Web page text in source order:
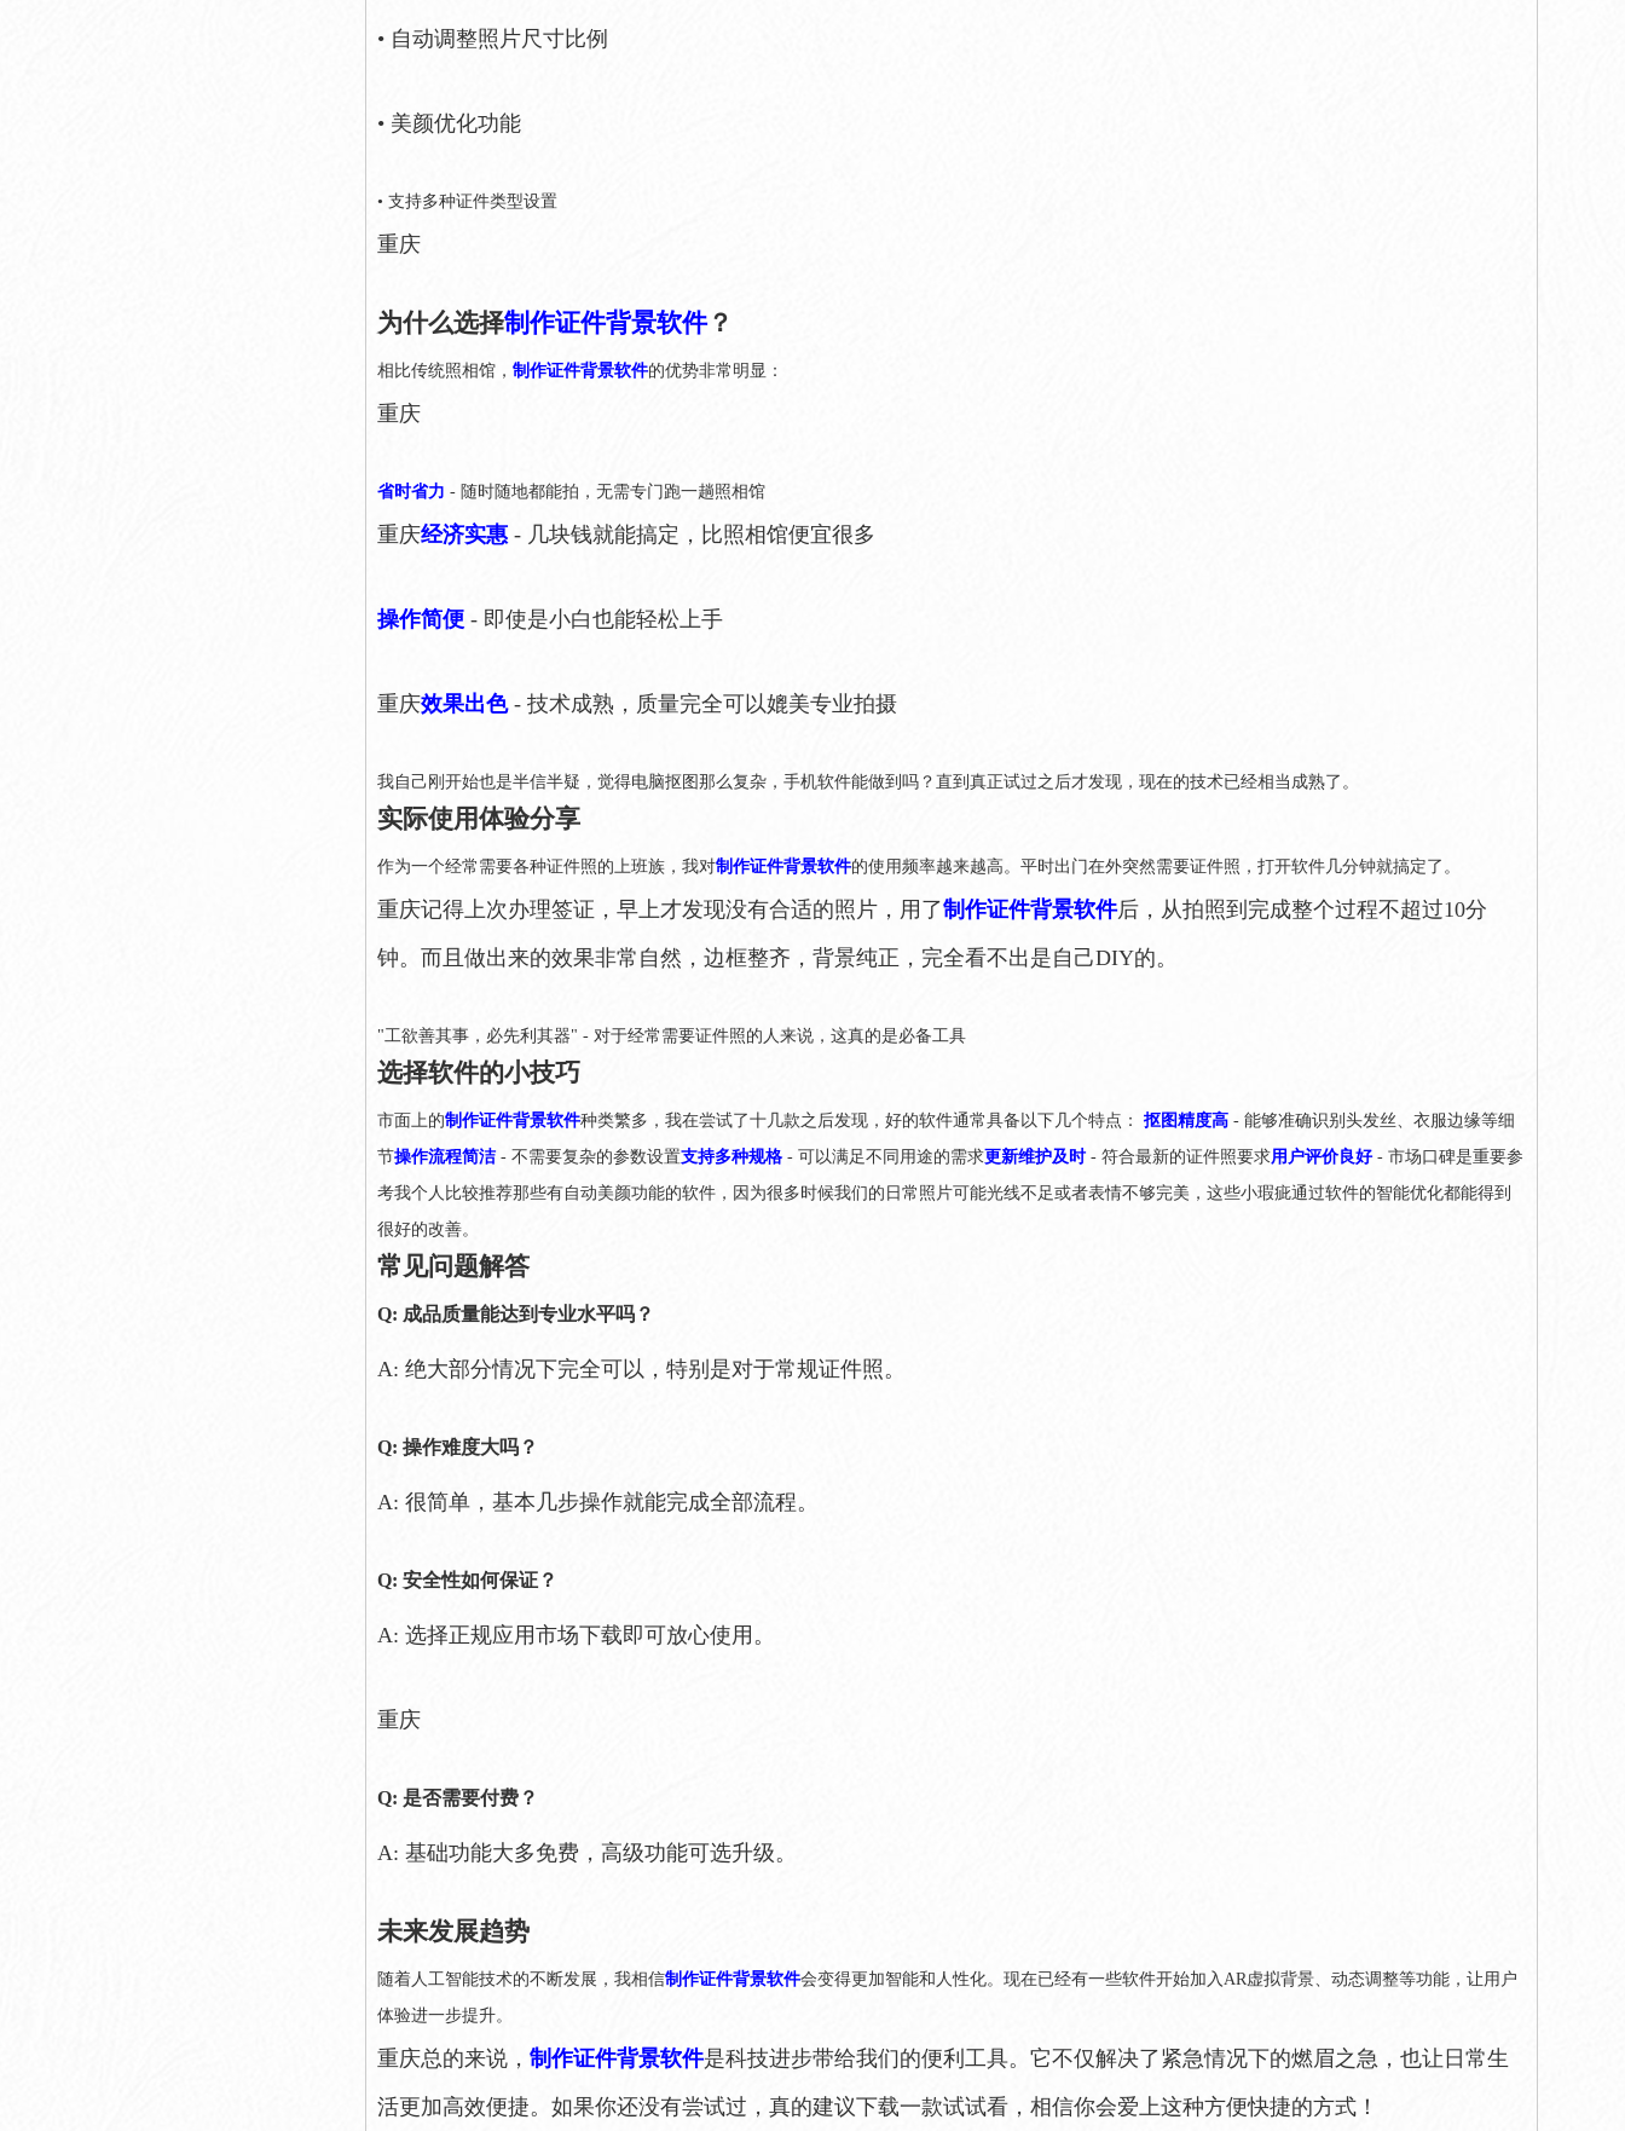
• 自动调整照片尺寸比例
• 美颜优化功能
• 支持多种证件类型设置
重庆
为什么选择制作证件背景软件？
相比传统照相馆， 制作证件背景软件的优势非常明显：
重庆
省时省力 - 随时随地都能拍，无需专门跑一趟照相馆
重庆经济实惠 - 几块钱就能搞定，比照相馆便宜很多
操作简便 - 即使是小白也能轻松上手
重庆效果出色- 技术成熟，质量完全可以媲美专业拍摄
我自己刚开始也是半信半疑，觉得电脑抠图那么复杂，手机软件能做到吗？直到真正试过之后才发现，现在的技术已经相当成熟了。
实际使用体验分享
作为一个经常需要各种证件照的上班族，我对制作证件背景软件的使用频率越来越高。平时出门在外突然需要证件照，打开软件几分钟就搞定了。
重庆记得上次办理签证，早上才发现没有合适的照片，用了制作证件背景软件后，从拍照到完成整个过程不超过10分
钟。而且做出来的效果非常自然，边框整齐，背景纯正，完全看不出是自己DIY的。
"工欲善其事，必先利其器" - 对于经常需要证件照的人来说，这真的是必备工具
选择软件的小技巧
市面上的制作证件背景软件种类繁多，我在尝试了十几款之后发现，好的软件通常具备以下几个特点： 抠图精度高 - 能够准确识别头发丝、衣服边缘等细
节操作流程简洁 - 不需要复杂的参数设置支持多种规格 - 可以满足不同用途的需求更新维护及时- 符合最新的证件照要求用户评价良好- 市场口碑是重要参
考我个人比较推荐那些有自动美颜功能的软件，因为很多时候我们的日常照片可能光线不足或者表情不够完美，这些小瑕疵通过软件的智能优化都能得到
很好的改善。
常见问题解答
Q: 成品质量能达到专业水平吗？
A: 绝大部分情况下完全可以，特别是对于常规证件照。
Q: 操作难度大吗？
A: 很简单，基本几步操作就能完成全部流程。
Q: 安全性如何保证？
A: 选择正规应用市场下载即可放心使用。
重庆
Q: 是否需要付费？
A: 基础功能大多免费，高级功能可选升级。
未来发展趋势
随着人工智能技术的不断发展，我相信制作证件背景软件会变得更加智能和人性化。现在已经有一些软件开始加入AR虚拟背景、动态调整等功能，让用户
体验进一步提升。
重庆总的来说， 制作证件背景软件是科技进步带给我们的便利工具。它不仅解决了紧急情况下的燃眉之急，也让日常生
活更加高效便捷。如果你还没有尝试过，真的建议下载一款试试看，相信你会爱上这种方便快捷的方式！